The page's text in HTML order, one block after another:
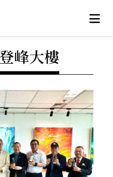
峰大樓